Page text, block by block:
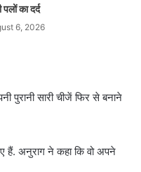
का दर्द
6, 2026
पुरानी सारी चीजें फिर से बनाने
हैं. अनुराग ने कहा कि वो अपने